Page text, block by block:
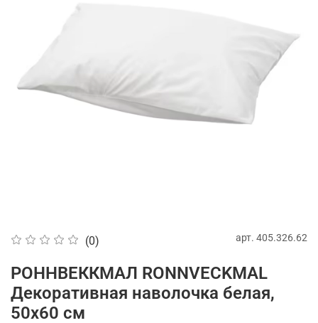
(0) арт. 405.326.62
РОННВЕККМАЛ RONNVECKMAL
Декоративная наволочка белая,
50x60 см